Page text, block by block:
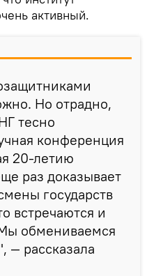
активный.
Но отрадно,
тесно
конференция
20-летию
раз доказывает
государств
встречаются и
обмениваемся
— рассказала